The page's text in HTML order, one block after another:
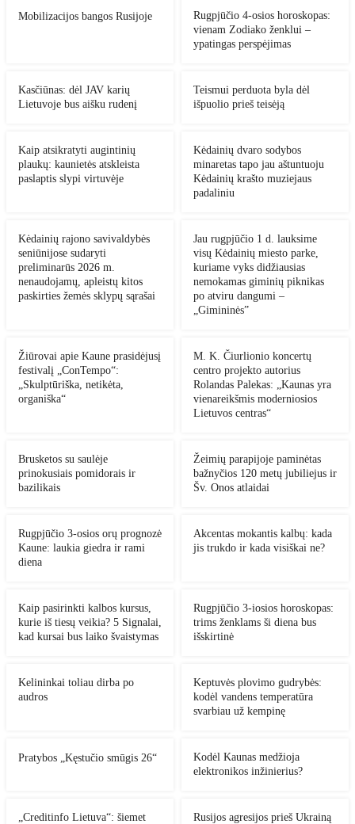
Mobilizacijos bangos Rusijoje
Rugpjūčio 4-osios horoskopas:
vienam Zodiako ženklui –
ypatingas perspėjimas
Kasčiūnas: dėl JAV karių
Lietuvoje bus aišku rudenį
Teismui perduota byla dėl
išpuolio prieš teisėją
Kaip atsikratyti augintinių
plaukų: kaunietės atskleista
paslaptis slypi virtuvėje
Kėdainių dvaro sodybos
minaretas tapo jau aštuntuoju
Kėdainių krašto muziejaus
padaliniu
Kėdainių rajono savivaldybės
seniūnijose sudaryti
preliminarūs 2026 m.
nenaudojamų, apleistų kitos
paskirties žemės sklypų sąrašai
Jau rugpjūčio 1 d. lauksime
visų Kėdainių miesto parke,
kuriame vyks didžiausias
nemokamas giminių piknikas
po atviru dangumi –
„Gimininės”
Žiūrovai apie Kaune prasidėjusį
festivalį „ConTempo“:
„Skulptūriška, netikėta,
organiška“
M. K. Čiurlionio koncertų
centro projekto autorius
Rolandas Palekas: „Kaunas yra
vienareikšmis moderniosios
Lietuvos centras“
Brusketos su saulėje
prinokusiais pomidorais ir
bazilikais
Žeimių parapijoje paminėtas
bažnyčios 120 metų jubiliejus ir
Šv. Onos atlaidai
Rugpjūčio 3-osios orų prognozė
Kaune: laukia giedra ir rami
diena
Akcentas mokantis kalbų: kada
jis trukdo ir kada visiškai ne?
Kaip pasirinkti kalbos kursus,
kurie iš tiesų veikia? 5 Signalai,
kad kursai bus laiko švaistymas
Rugpjūčio 3-iosios horoskopas:
trims ženklams ši diena bus
išskirtinė
Kelininkai toliau dirba po
audros
Keptuvės plovimo gudrybės:
kodėl vandens temperatūra
svarbiau už kempinę
Pratybos „Kęstučio smūgis 26“
Kodėl Kaunas medžioja
elektronikos inžinierius?
„Creditinfo Lietuva“: šiemet
Rusijos agresijos prieš Ukrainą